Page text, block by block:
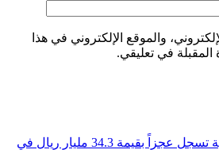
والموقع الإلكتروني في هذا
المقبلة في تعليقي.